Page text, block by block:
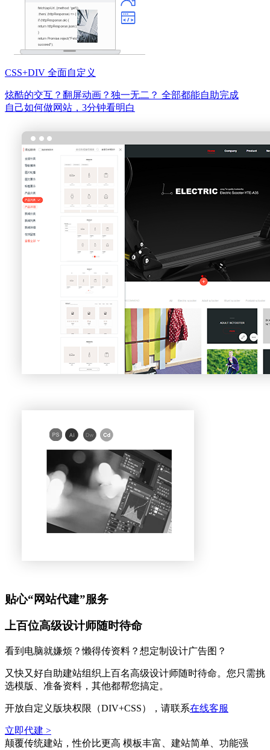
CSS+DIV 全面自定义
炫酷的交互？翻屏动画？独一无二？ 全部都能自助完成
自己如何做网站，3分钟看明白
贴心“网站代建”服务
上百位高级设计师随时待命
看到电脑就嫌烦？懒得传资料？想定制设计广告图？
又快又好自助建站组织上百名高级设计师随时待命。您只需挑
选模版、准备资料，其他都帮您搞定。
开放自定义版块权限（DIV+CSS），请联系在线客服
立即代建 >
颠覆传统建站，性价比更高 模板丰富、建站简单、功能强